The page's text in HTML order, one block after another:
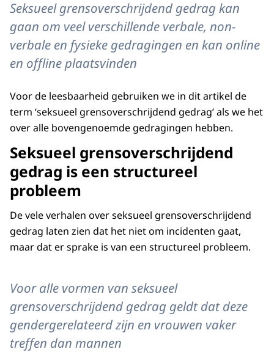
Seksueel grensoverschrijdend gedrag kan
gaan om veel verschillende verbale, non-
verbale en fysieke gedragingen en kan online
en offline plaatsvinden
Voor de leesbaarheid gebruiken we in dit artikel de
term ‘seksueel grensoverschrijdend gedrag’ als we het
over alle bovengenoemde gedragingen hebben.
Seksueel grensoverschrijdend
gedrag is een structureel
probleem
De vele verhalen over seksueel grensoverschrijdend
gedrag laten zien dat het niet om incidenten gaat,
maar dat er sprake is van een structureel probleem.
Voor alle vormen van seksueel
grensoverschrijdend gedrag geldt dat deze
gendergerelateerd zijn en vrouwen vaker
treffen dan mannen